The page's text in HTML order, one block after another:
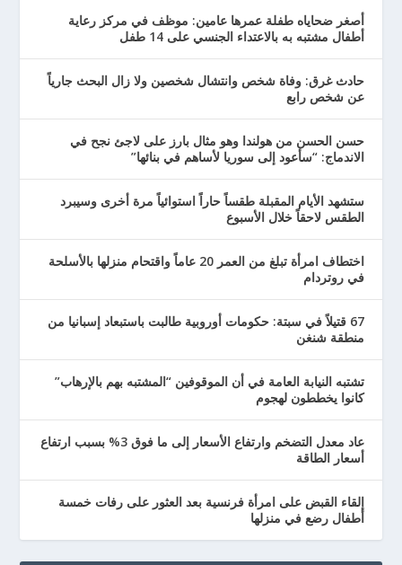
أصغر ضحاياه طفلة عمرها عامين: موظف في مركز رعاية
أطفال مشتبه به بالاعتداء الجنسي على 14 طفل
حادث غرق: وفاة شخص وانتشال شخصين ولا زال البحث جارياً
عن شخص رابع
حسن الحسن من هولندا وهو مثال بارز على لاجئ نجح في
الاندماج: “سأعود إلى سوريا لأساهم في بنائها”
ستشهد الأيام المقبلة طقساً حاراً استوائياً مرة أخرى وسيبرد
الطقس لاحقاً خلال الأسبوع
اختطاف امرأة تبلغ من العمر 20 عاماً واقتحام منزلها بالأسلحة
في روتردام
67 قتيلاً في سبتة: حكومات أوروبية طالبت باستبعاد إسبانيا من
منطقة شنغن
تشتبه النيابة العامة في أن الموقوفين “المشتبه بهم بالإرهاب”
كانوا يخططون لهجوم
عاد معدل التضخم وارتفاع الأسعار إلى ما فوق 3% بسبب ارتفاع
أسعار الطاقة
إلقاء القبض على امرأة فرنسية بعد العثور على رفات خمسة
أطفال رضع في منزلها